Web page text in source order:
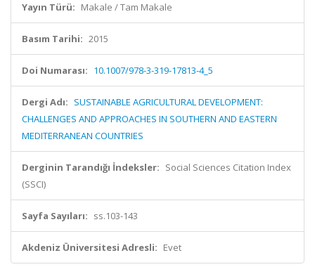
Yayın Türü: Makale / Tam Makale
Basım Tarihi: 2015
Doi Numarası: 10.1007/978-3-319-17813-4_5
Dergi Adı: SUSTAINABLE AGRICULTURAL DEVELOPMENT:
CHALLENGES AND APPROACHES IN SOUTHERN AND EASTERN
MEDITERRANEAN COUNTRIES
Derginin Tarandığı İndeksler: Social Sciences Citation Index
(SSCI)
Sayfa Sayıları: ss.103-143
Akdeniz Üniversitesi Adresli: Evet